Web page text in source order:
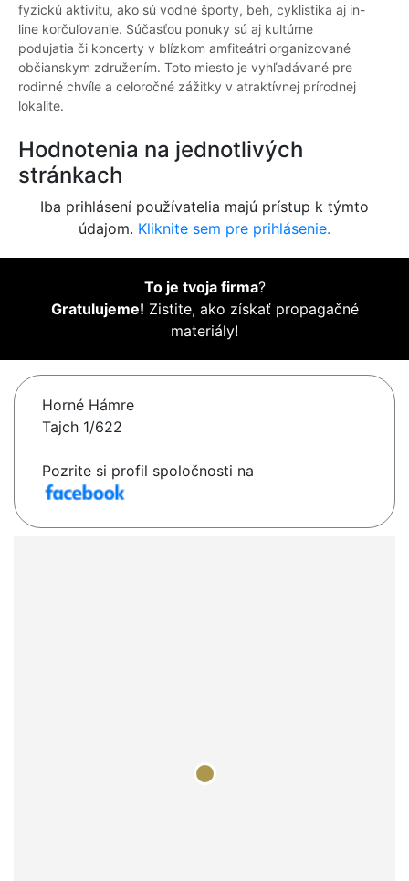
fyzickú aktivitu, ako sú vodné športy, beh, cyklistika aj in-
line korčuľovanie. Súčasťou ponuky sú aj kultúrne
podujatia či koncerty v blízkom amfiteátri organizované
občianskym združením. Toto miesto je vyhľadávané pre
rodinné chvíle a celoročné zážitky v atraktívnej prírodnej
lokalite.
Hodnotenia na jednotlivých
stránkach
Iba prihlásení používatelia majú prístup k týmto
údajom. Kliknite sem pre prihlásenie.
To je tvoja firma?
Gratulujeme! Zistite, ako získať propagačné
materiály!
Horné Hámre
Tajch 1/622
Pozrite si profil spoločnosti na